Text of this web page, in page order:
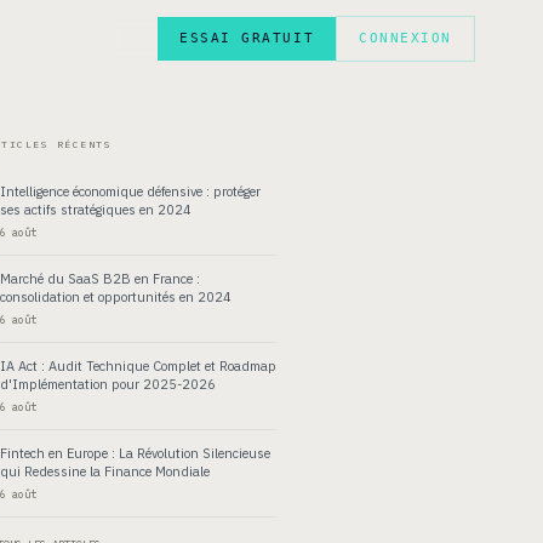
ESSAI GRATUIT CONNEXION
RÉCENTS
Intelligence économique défensive : protéger
ses actifs stratégiques en 2024
6 août
Marché du SaaS B2B en France :
consolidation et opportunités en 2024
6 août
IA Act : Audit Technique Complet et Roadmap
d'Implémentation pour 2025-2026
6 août
Fintech en Europe : La Révolution Silencieuse
qui Redessine la Finance Mondiale
6 août